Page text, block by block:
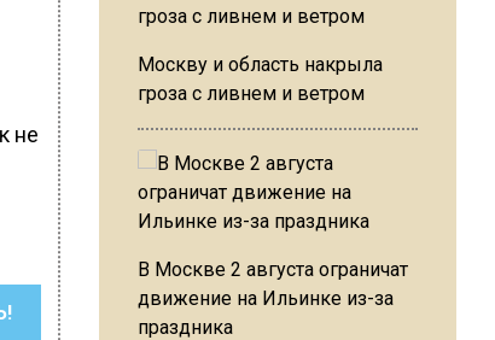
не
Москву и область накрыла
гроза с ливнем и ветром
В Москве 2 августа ограничат
движение на Ильинке из-за
праздника